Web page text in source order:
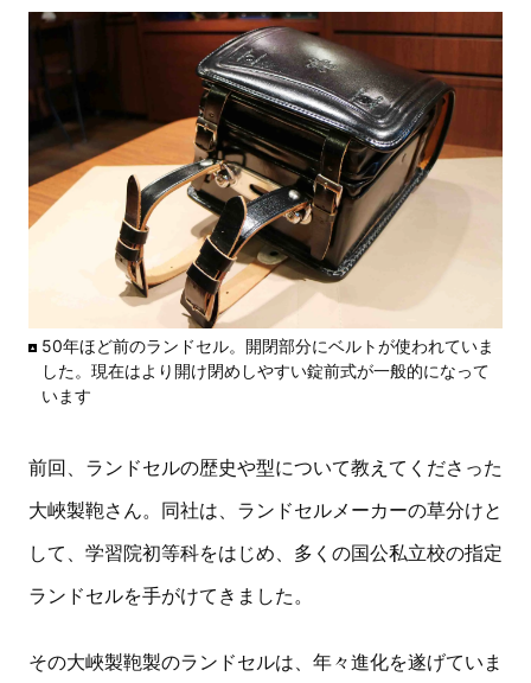
50年ほど前のランドセル。開閉部分にベルトが使われていま
した。現在はより開け閉めしやすい錠前式が一般的になって
います
前回、ランドセルの歴史や型について教えてくださった
大峽製鞄さん。同社は、ランドセルメーカーの草分けと
して、学習院初等科をはじめ、多くの国公私立校の指定
ランドセルを手がけてきました。
その大峽製鞄製のランドセルは、年々進化を遂げていま